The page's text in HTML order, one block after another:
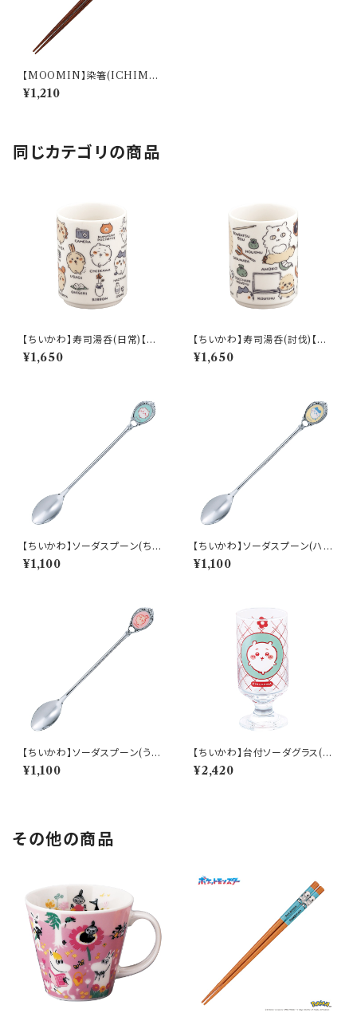
【MOOMIN】染箸(ICHIMAT
SU)【MM20000】MM20001
-840
¥1,210
同じカテゴリの商品
【ちいかわ】寿司湯呑(日常)【CK
W50】CKW51-327
¥1,650
【ちいかわ】寿司湯呑(討伐)【CK
W50】CKW52-327
¥1,650
【ちいかわ】ソーダスプーン(ちい
かわ)【CKW40】CKW41-850
¥1,100
【ちいかわ】ソーダスプーン(ハチ
ワレ)【CKW40】CKW42-850
¥1,100
【ちいかわ】ソーダスプーン(うさ
ぎ)【CKW40】CKW43-850
¥1,100
【ちいかわ】台付ソーダグラス(ち
いかわ)【CKW40】CKW41-81
3
¥2,420
その他の商品